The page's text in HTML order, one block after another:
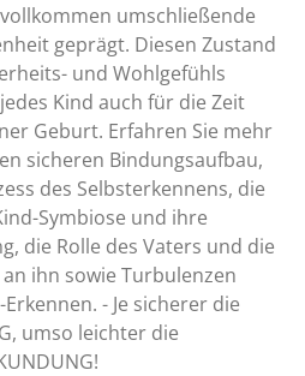
umschließende
geprägt. Diesen Zustand
und Wohlgefühls
Kind auch für die Zeit
Geburt. Erfahren Sie mehr
sicheren Bindungsaufbau,
des Selbsterkennens, die
Symbiose und ihre
die Rolle des Vaters und die
ihn sowie Turbulenzen
- Je sicherer die
umso leichter die